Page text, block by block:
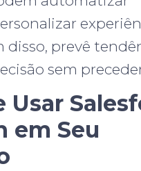
disso, prevê
sem
Usar
em Seu